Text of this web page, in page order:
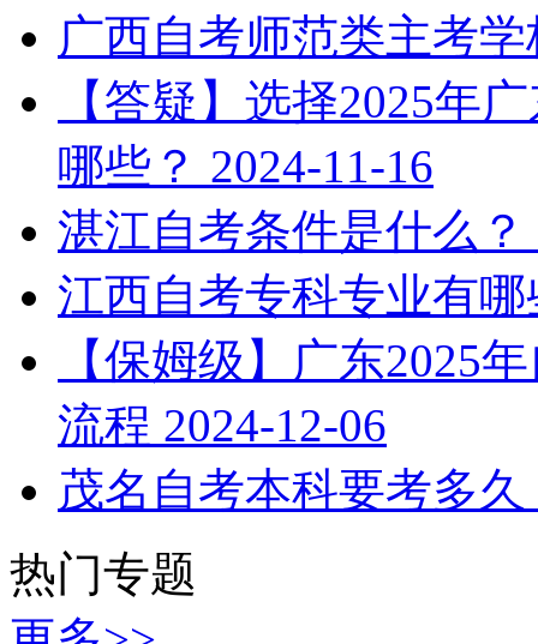
广西自考师范类主考
【答疑】选择2025年
哪些？ 2024-11-16
湛江自考条件是什么？
江西自考专科专业有哪
【保姆级】广东2025
流程 2024-12-06
茂名自考本科要考多久
热门专题